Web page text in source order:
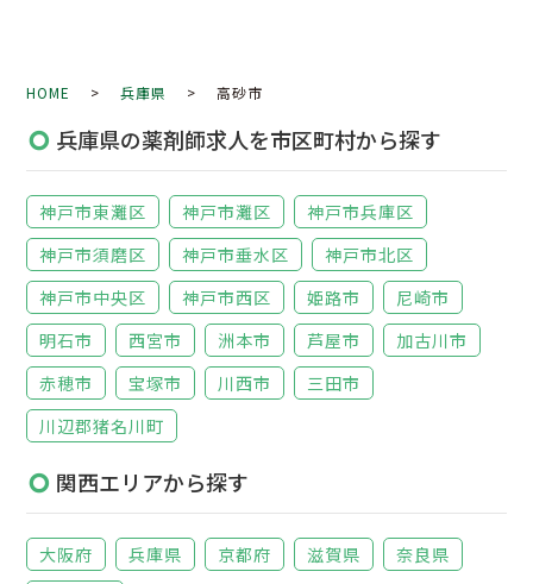
HOME >兵庫県 > 高砂市
兵庫県の薬剤師求人を市区町村から探す
神戸市東灘区 神戸市灘区
神戸市兵庫区
神戸市須磨区
神戸市垂水区
神戸市北区
神戸市中央区
神戸市西区 姫路市
尼崎市
明石市
西宮市 洲本市 芦屋市
加古川市
赤穂市
宝塚市 川西市
三田市
川辺郡猪名川町
関西エリアから探す
大阪府 兵庫県 京都府 滋賀県 奈良県